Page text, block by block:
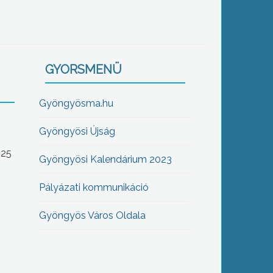
GYORSMENÜ
Gyöngyösma.hu
Gyöngyösi Újság
Gyöngyösi Kalendárium 2023
Pályázati kommunikáció
Gyöngyös Város Oldala